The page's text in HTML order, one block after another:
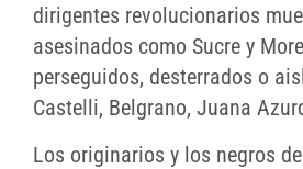
dirigentes revolucionarios
asesinados como Sucre y
perseguidos, desterrados o
Castelli, Belgrano, Juana
Los originarios y los negros